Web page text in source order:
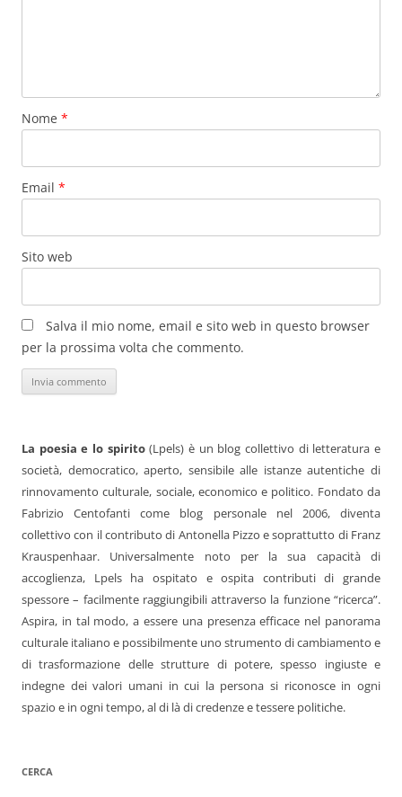
Nome *
Email *
Sito web
Salva il mio nome, email e sito web in questo browser
per la prossima volta che commento.
La poesia e lo spirito(Lpels) è un blog collettivo di letteratura e
società, democratico, aperto, sensibile alle istanze autentiche di
rinnovamento culturale, sociale, economico e politico. Fondato da
Fabrizio Centofanti come blog personale nel 2006, diventa
collettivo con il contributo di Antonella Pizzo e soprattutto di Franz
Krauspenhaar. Universalmente noto per la sua capacità di
accoglienza, Lpels ha ospitato e ospita contributi di grande
spessore – facilmente raggiungibili attraverso la funzione “ricerca”.
Aspira, in tal modo, a essere una presenza efficace nel panorama
culturale italiano e possibilmente uno strumento di cambiamento e
di trasformazione delle strutture di potere, spesso ingiuste e
indegne dei valori umani in cui la persona si riconosce in ogni
spazio e in ogni tempo, al di là di credenze e tessere politiche.
CERCA